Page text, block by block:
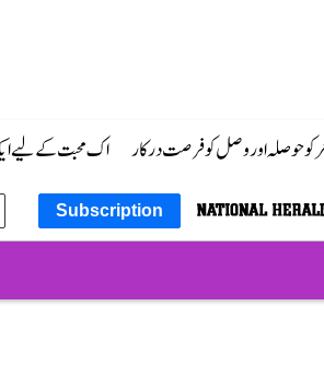
کو حوصلہ اور وصل کو فرصت درکار اک محبت کے لیے
Subscription